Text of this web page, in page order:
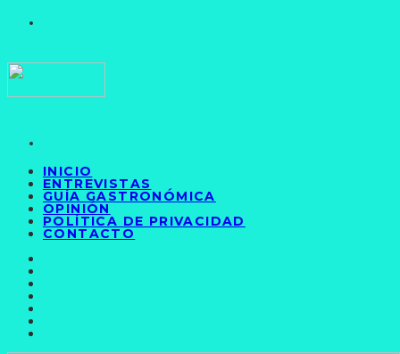
INICIO
ENTREVISTAS
GUÍA GASTRONÓMICA
OPINIÓN
POLÍTICA DE PRIVACIDAD
CONTACTO